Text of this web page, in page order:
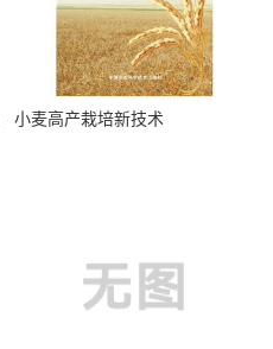
小麦高产栽培新技术